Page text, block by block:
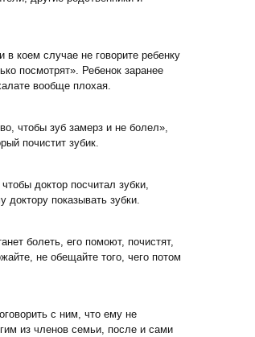
коем случае не говорите ребенку
посмотрят». Ребенок заранее
вообще плохая.
чтобы зуб замерз и не болел»,
почистит зубик.
доктор посчитал зубки,
показывать зубки.
болеть, его помоют, почистят,
не обещайте того, чего потом
с ним, что ему не
из членов семьи, после и сами